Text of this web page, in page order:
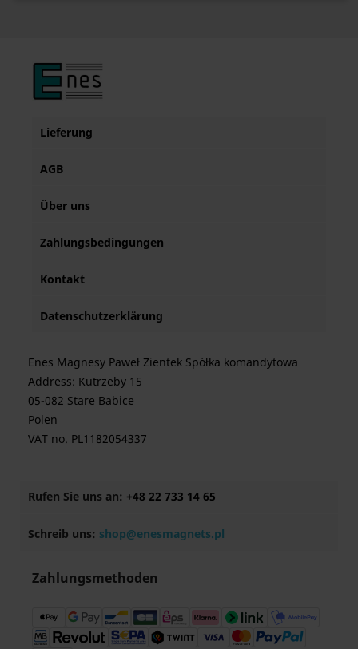
Lieferung
AGB
Über uns
Zahlungsbedingungen
Kontakt
Datenschutzerklärung
Enes Magnesy Paweł Zientek Spółka komandytowa
Address: Kutrzeby 15
05-082 Stare Babice
Polen
VAT no. PL1182054337
Rufen Sie uns an: +48 22 733 14 65
Schreib uns: shop@enesmagnets.pl
Zahlungsmethoden